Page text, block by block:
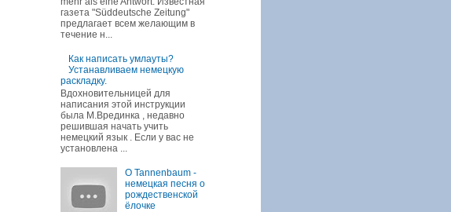
газета "Süddeutsche Zeitung"
предлагает всем желающим в
течение н...
Как написать умлауты?
Устанавливаем немецкую
раскладку.
Вдохновительницей для
написания этой инструкции
была М.Врединка , недавно
решившая начать учить
немецкий язык . Если у вас не
установлена ...
O Tannenbaum -
немецкая песня о
рождественской
ёлочке